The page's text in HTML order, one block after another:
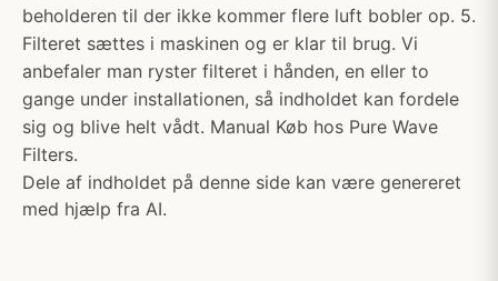
beholderen til der ikke kommer flere luft bobler op. 5.
Filteret sættes i maskinen og er klar til brug. Vi
anbefaler man ryster filteret i hånden, en eller to
gange under installationen, så indholdet kan fordele
sig og blive helt vådt. Manual Køb hos Pure Wave
Filters.
Dele af indholdet på denne side kan være genereret
med hjælp fra AI.